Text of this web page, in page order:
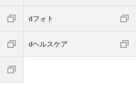
dフォト
dヘルスケア